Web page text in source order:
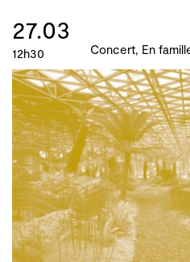
27.03
12h30